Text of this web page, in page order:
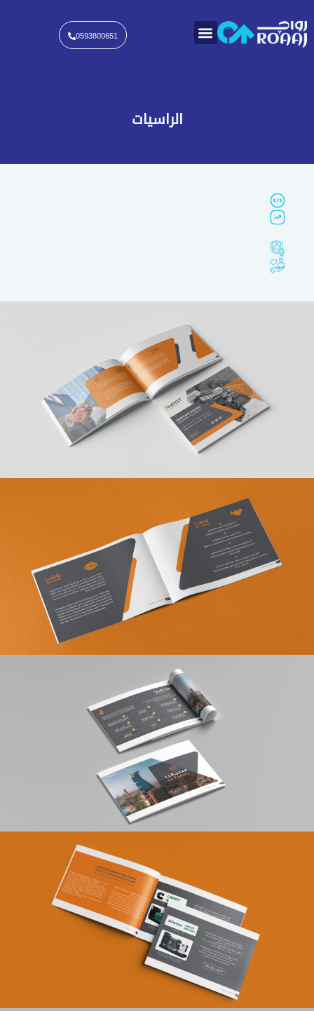
إلى
المحتوى
0593800651
الراسيات